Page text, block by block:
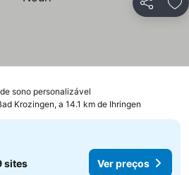
Partilhar
sono personalizável
Krozingen, a 14.1 km de Ihringen
sites Ver preços